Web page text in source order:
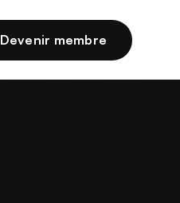
Devenir membre